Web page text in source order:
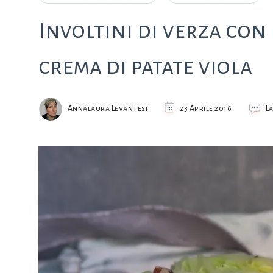
Involtini di verza con
crema di patate viola
Annalaura Levantesi 23 Aprile 2016